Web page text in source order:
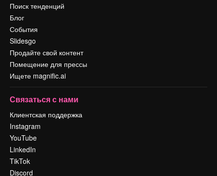
Поиск тенденций
Блог
События
Slidesgo
Продайте свой контент
Помещение для прессы
Ищете magnific.ai
Связаться с нами
Клиентская поддержка
Instagram
YouTube
LinkedIn
TikTok
Discord